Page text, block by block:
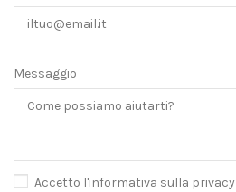
Messaggio
Accetto l'informativa sulla privacy